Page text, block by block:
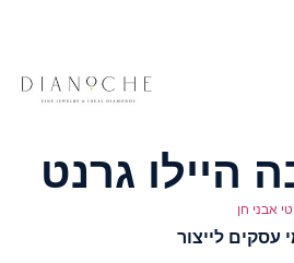
היילו גרנט
אבני חן